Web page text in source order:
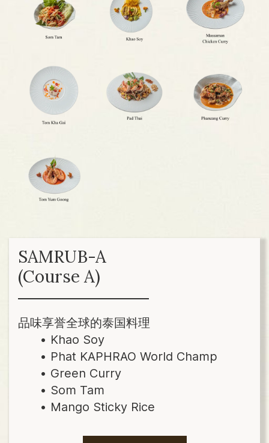
SAMRUB-A
(Course A)
品味享誉全球的泰国料理
Khao Soy
Phat KAPHRAO World Champ
Green Curry
Som Tam
Mango Sticky Rice